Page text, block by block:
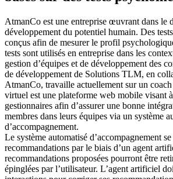
AtmanCo est une entreprise œuvrant dans le
développement du potentiel humain. Des
conçus afin de mesurer le profil
tests sont utilisés en entreprise dans les
gestion d’équipes et de développement des
de développement de Solutions TLM, en
AtmanCo, travaille actuellement sur un
virtuel est une plateforme web mobile visant
gestionnaires afin d’assurer une bonne
membres dans leurs équipes via un système
d’accompagnement.
Le système automatisé d’accompagnement
recommandations par le biais d’un agent
recommandations proposées pourront être
épinglées par l’utilisateur. L’agent artificiel